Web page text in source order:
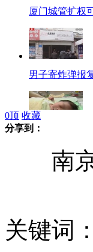
厦门城管扩权
男子寄炸弹报
0顶 收藏
分享到：
南京
关键词：